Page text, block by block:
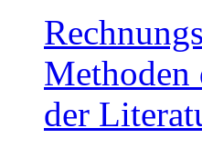
Methoden
der